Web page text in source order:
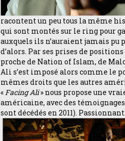
racontent un peu tous la même
qui sont montés sur le ring pour
auxquels ils n’auraient jamais pu
d’alors. Par ses prises de
proche de Nation of Islam, de
Ali s’est imposé alors comme le
mêmes droits que les autres
«Facing Ali» nous propose une
américaine, avec des
sont décédés en 2011). Passionnant.